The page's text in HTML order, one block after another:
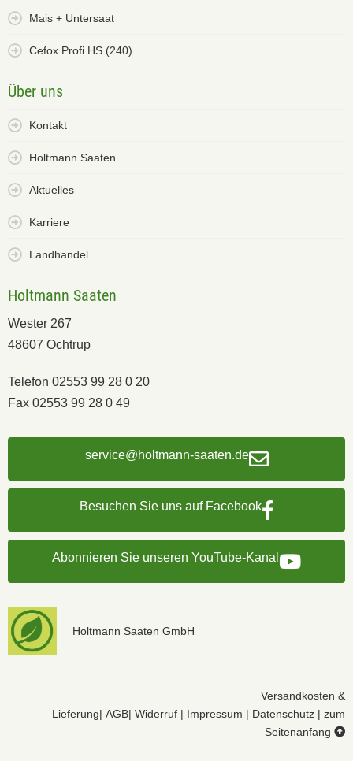
Mais + Untersaat
Cefox Profi HS (240)
Über uns
Kontakt
Holtmann Saaten
Aktuelles
Karriere
Landhandel
Holtmann Saaten
Wester 267
48607 Ochtrup
Telefon 02553 99 28 0 20
Fax 02553 99 28 0 49
service@holtmann-saaten.de
Besuchen Sie uns auf Facebook
Abonnieren Sie unseren YouTube-Kanal
Holtmann Saaten GmbH
Versandkosten &
Lieferung| AGB| Widerruf | Impressum | Datenschutz | zum
Seitenanfang